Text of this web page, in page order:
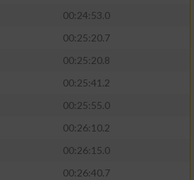
00:24:53.0
00:25:20.7
00:25:20.8
00:25:41.2
00:25:55.0
00:26:10.2
00:26:15.0
00:26:40.7